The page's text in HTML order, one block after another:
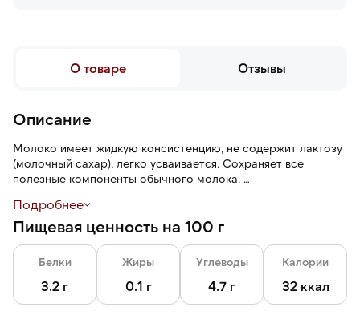
О товаре Отзывы
Описание
Молоко имеет жидкую консистенцию, не содержит лактозу
(молочный сахар), легко усваивается. Сохраняет все
полезные компоненты обычного молока.
Молоко подходит для ежедневного употребления в
самостоятельном виде, приготовления каш, напитков,
выпечки, омлетов, соусов, кремов и десертов.
Подробнее
Пищевая ценность на 100 г
Белки
3.2 г
Жиры
0.1 г
Углеводы
4.7 г
Калории
32 ккал